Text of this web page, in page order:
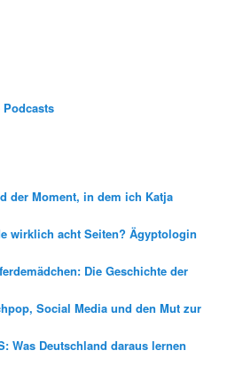
der Moment, in dem ich Katja
wirklich acht Seiten? Ägyptologin
Die Geschichte der
Social Media und den Mut zur
Was Deutschland daraus lernen